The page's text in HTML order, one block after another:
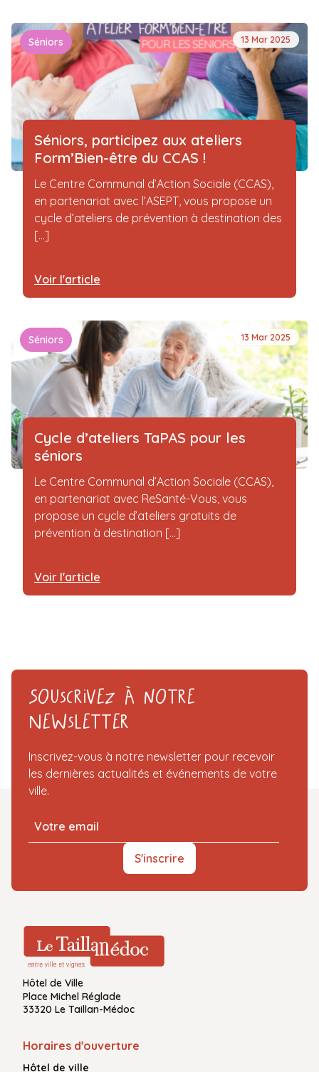
Séniors 13 Mar 2025
Séniors, participez aux ateliers
Form’Bien-être du CCAS !
Le Centre Communal d’Action Sociale (CCAS),
en partenariat avec l’ASEPT, vous propose un
cycle d’ateliers de prévention à destination des
[...]
Voir l'article
Séniors 13 Mar 2025
Cycle d’ateliers TaPAS pour les
séniors
Le Centre Communal d’Action Sociale (CCAS),
en partenariat avec ReSanté-Vous, vous
propose un cycle d’ateliers gratuits de
prévention à destination [...]
Voir l'article
Souscrivez à notre
Newsletter
Inscrivez-vous à notre newsletter pour recevoir
les dernières actualités et événements de votre
ville.
S'inscrire
Hôtel de Ville
Place Michel Réglade
33320 Le Taillan-Médoc
Horaires d'ouverture
Hôtel de ville